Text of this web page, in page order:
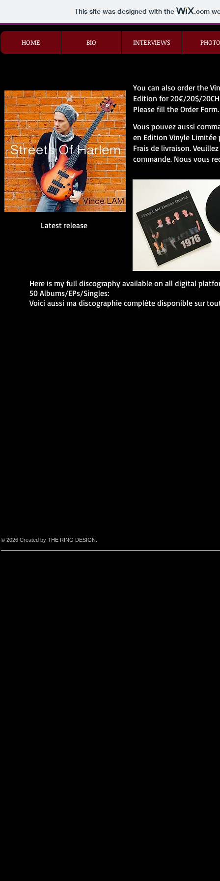
This site was designed with the .com
Latest release
You can also order the
Edition for 20€/20$/
Please fill the Order
Vous pouvez aussi
en Edition Vinyle Limitée
Frais de livraison.
commande. Nous vous
Here is my full discography available on all digital
50 Albums/EPs/Singles:
Voici aussi ma discographie complète disponible sur
© 2026 Created by THE RING DESIGN.
HOME BIO INTERVIEWS